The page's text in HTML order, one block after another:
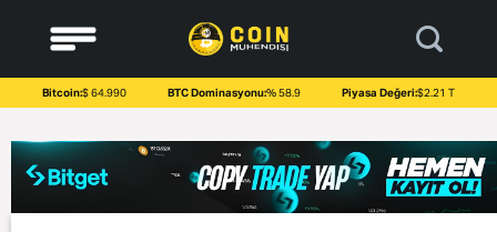
content
Bitcoin:$ 64.990 BTC Dominasyonu:% 58.9 Piyasa Değeri:$2.21 T